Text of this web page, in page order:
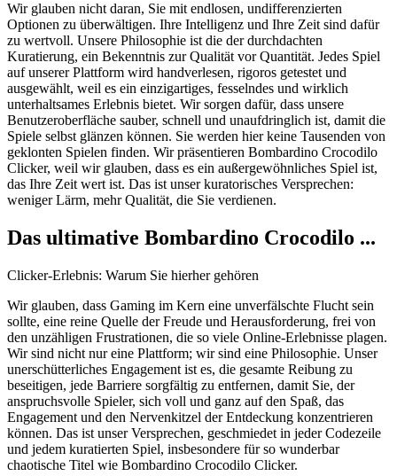
Wir glauben nicht daran, Sie mit endlosen, undifferenzierten
Optionen zu überwältigen. Ihre Intelligenz und Ihre Zeit sind dafür
zu wertvoll. Unsere Philosophie ist die der durchdachten
Kuratierung, ein Bekenntnis zur Qualität vor Quantität. Jedes Spiel
auf unserer Plattform wird handverlesen, rigoros getestet und
ausgewählt, weil es ein einzigartiges, fesselndes und wirklich
unterhaltsames Erlebnis bietet. Wir sorgen dafür, dass unsere
Benutzeroberfläche sauber, schnell und unaufdringlich ist, damit die
Spiele selbst glänzen können. Sie werden hier keine Tausenden von
geklonten Spielen finden. Wir präsentieren Bombardino Crocodilo
Clicker, weil wir glauben, dass es ein außergewöhnliches Spiel ist,
das Ihre Zeit wert ist. Das ist unser kuratorisches Versprechen:
weniger Lärm, mehr Qualität, die Sie verdienen.
Das ultimative Bombardino Crocodilo ...
Clicker-Erlebnis: Warum Sie hierher gehören
Wir glauben, dass Gaming im Kern eine unverfälschte Flucht sein
sollte, eine reine Quelle der Freude und Herausforderung, frei von
den unzähligen Frustrationen, die so viele Online-Erlebnisse plagen.
Wir sind nicht nur eine Plattform; wir sind eine Philosophie. Unser
unerschütterliches Engagement ist es, die gesamte Reibung zu
beseitigen, jede Barriere sorgfältig zu entfernen, damit Sie, der
anspruchsvolle Spieler, sich voll und ganz auf den Spaß, das
Engagement und den Nervenkitzel der Entdeckung konzentrieren
können. Das ist unser Versprechen, geschmiedet in jeder Codezeile
und jedem kuratierten Spiel, insbesondere für so wunderbar
chaotische Titel wie Bombardino Crocodilo Clicker.